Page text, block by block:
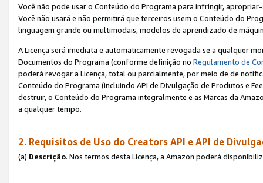
Você não pode usar o Conteúdo do Programa para infringir,
Você não usará e não permitirá que terceiros usem o Conteúdo do
linguagem grande ou multimodais, modelos de aprendizado de
A Licença será imediata e automaticamente revogada se a qualquer
Documentos do Programa (conforme definição no Regulamento de
poderá revogar a Licença, total ou parcialmente, por meio de de
Conteúdo do Programa (incluindo API de Divulgação de Produtos e
destruir, o Conteúdo do Programa integralmente e as Marcas da
a qualquer tempo.
2. Requisitos de Uso do Creators API e API de
(a) Descrição. Nos termos desta Licença, a Amazon poderá